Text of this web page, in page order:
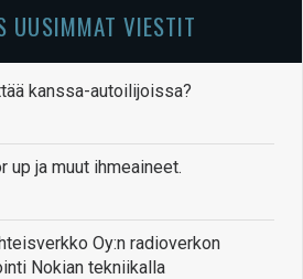
UUSIMMAT VIESTIT
kanssa-autoilijoissa?
up ja muut ihmeaineet.
Oy:n radioverkon
Nokian tekniikalla